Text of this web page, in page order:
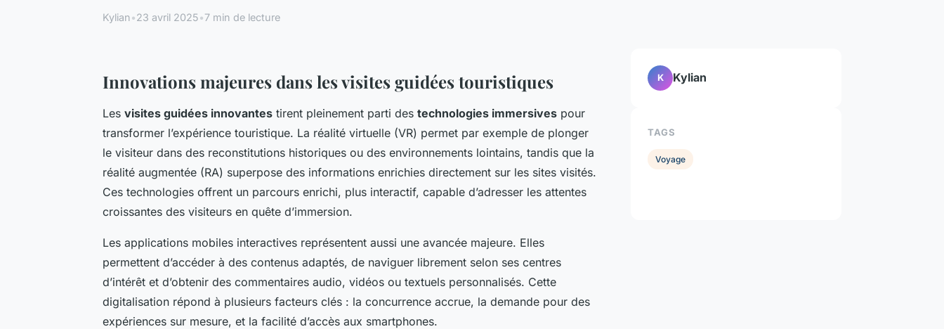
Kylian•23 avril 2025•7 min de lecture
Innovations majeures dans les visites guidées touristiques
Les visites guidées innovantes tirent pleinement parti des technologies immersives pour
transformer l’expérience touristique. La réalité virtuelle (VR) permet par exemple de plonger
le visiteur dans des reconstitutions historiques ou des environnements lointains, tandis que la
réalité augmentée (RA) superpose des informations enrichies directement sur les sites visités.
Ces technologies offrent un parcours enrichi, plus interactif, capable d’adresser les attentes
croissantes des visiteurs en quête d’immersion.
Les applications mobiles interactives représentent aussi une avancée majeure. Elles
permettent d’accéder à des contenus adaptés, de naviguer librement selon ses centres
d’intérêt et d’obtenir des commentaires audio, vidéos ou textuels personnalisés. Cette
digitalisation répond à plusieurs facteurs clés : la concurrence accrue, la demande pour des
expériences sur mesure, et la facilité d’accès aux smartphones.
K Kylian
TAGS
Voyage